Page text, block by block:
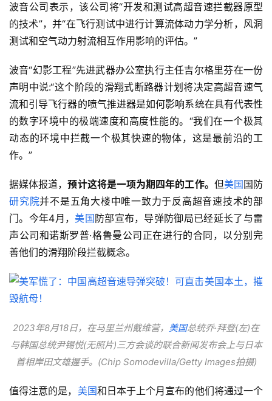
波音公司表示，该公司将“开发和测试高超音速拦截器原型
的技术”，并“在飞行测试中进行计算流体动力学分析，风洞
测试和空气动力射流相互作用影响的评估。”
波音“幻影工程”先进武器办公室执行主任吉尔格里芬在一份
声明中说:“这个阶段的滑翔式断路器计划将决定高超音速气
流和引导飞行器的喷气推进器是如何影响系统在具有代表性
的数字环境中的极端速度和高度性能的。“我们在一个极其
动态的环境中拦截一个极其快速的物体，这是最前沿的工
作。”
据媒体报道，预计这将是一项为期四年的工作。 但美国 国防
研究院并不是五角大楼中唯一致力于反高超音速技术的部
门。今年4月，美国 防部宣布，导弹防御局已经延长了与雷
声公司和诺斯罗普·格鲁曼公司正在进行的合同，以分别完
善他们的滑翔阶段拦截概念。
2023年8月18日，在马里兰州戴维营， 美国总统乔·拜登(左)在
与韩国总统尹锡悦(无照片)三方会谈的联合新闻发布会上与日本
首相岸田文雄握手。(Chip Somodevilla/Getty Images拍摄)
值得注意的是， 美国和日本于上个月宣布的他们将通过一个